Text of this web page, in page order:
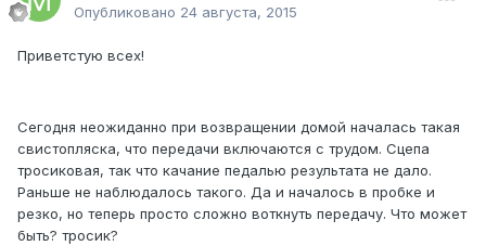
Опубликовано 24 августа, 2015
Приветстую всех!
Сегодня неожиданно при возвращении домой началась такая
свистопляска, что передачи включаются с трудом. Сцепа
тросиковая, так что качание педалью результата не дало.
Раньше не наблюдалось такого. Да и началось в пробке и
резко, но теперь просто сложно воткнуть передачу. Что может
быть? тросик?